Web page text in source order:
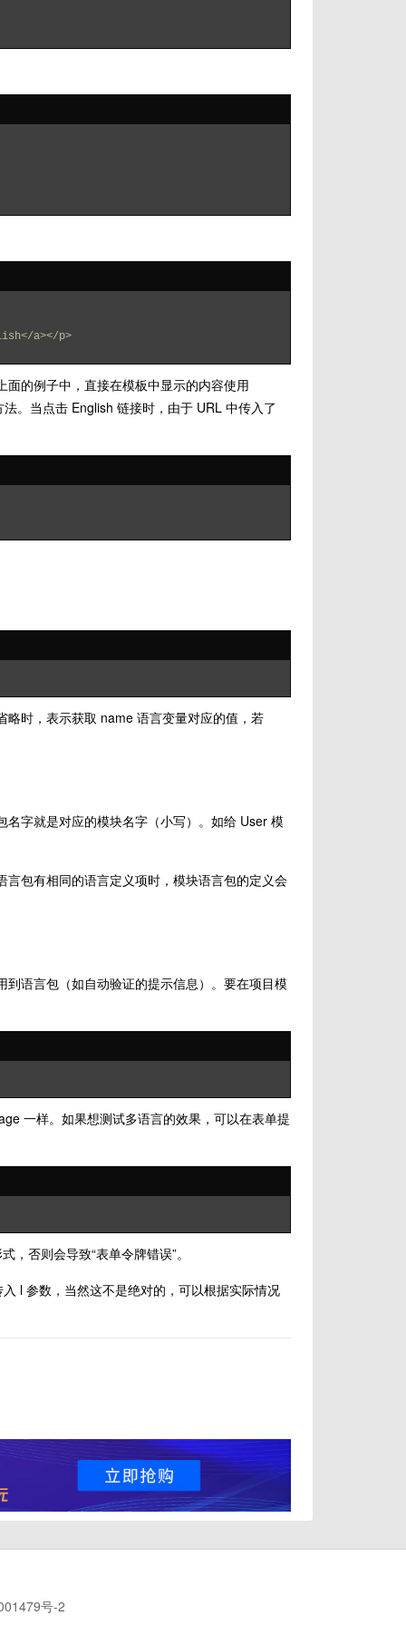
a></p>
的例子中，直接在模板中显示的内容使用
。当点击 English 链接时，由于 URL 中传入了
时，表示获取 name 语言变量对应的值，若
字就是对应的模块名字（小写）。如给 User 模
包有相同的语言定义项时，模块语言包的定义会
语言包（如自动验证的提示信息）。要在项目模
一样。如果想测试多语言的效果，可以在表单提
否则会导致“表单令牌错误”。
l 参数，当然这不是绝对的，可以根据实际情况
号-2